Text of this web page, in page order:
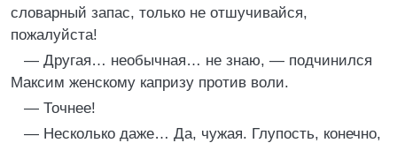
словарный запас, только не отшучивайся,
пожалуйста!
— Другая… необычная… не знаю, — подчинился
Максим женскому капризу против воли.
— Точнее!
— Несколько даже… Да, чужая. Глупость, конечно,